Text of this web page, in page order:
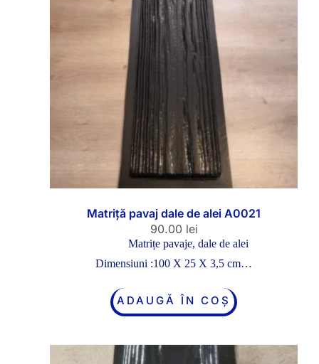
Matriță pavaj dale de alei A0021
90.00 lei
Matrițe pavaje, dale de alei
Dimensiuni :100 X 25 X 3,5 cm…
ADAUGĂ ÎN COȘ